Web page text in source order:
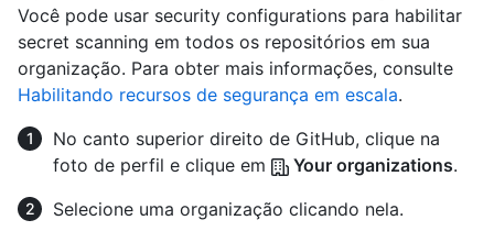
Você pode usar security configurations para habilitar
secret scanning em todos os repositórios em sua
organização. Para obter mais informações, consulte
Habilitando recursos de segurança em escala.
No canto superior direito de GitHub, clique na
foto de perfil e clique em
Your organizations.
Selecione uma organização clicando nela.